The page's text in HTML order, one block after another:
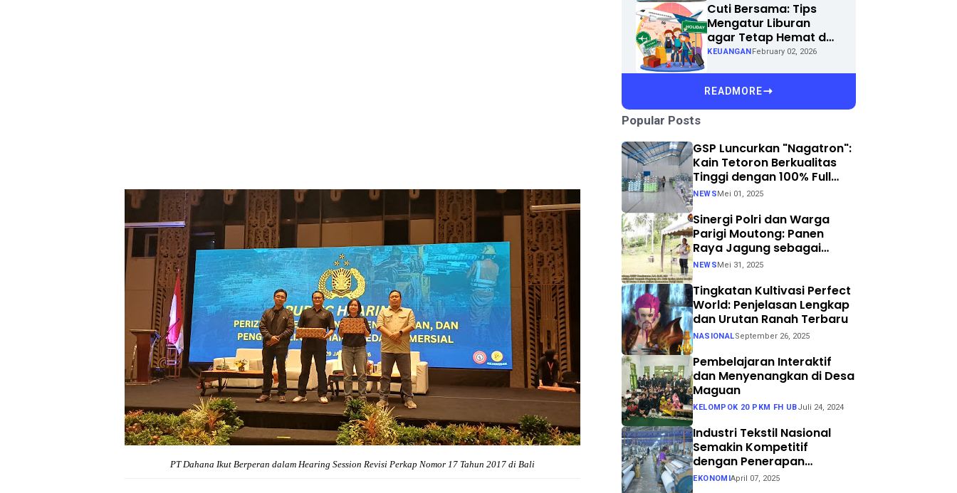
PT Dahana Ikut Berperan dalam Hearing Session Revisi Perkap Nomor 17 Tahun 2017 di Bali
Cuti Bersama: Tips
Mengatur Liburan
agar Tetap Hemat dan
Menyenangkan
KEUANGAN February 02, 2026
READMORE
Popular Posts
GSP Luncurkan "Nagatron":
Kain Tetoron Berkualitas
Tinggi dengan 100% Full
Process
NEWS Mei 01, 2025
Sinergi Polri dan Warga
Parigi Moutong: Panen
Raya Jagung sebagai
Langkah Nyata Menuju
NEWS Mei 31, 2025
Tingkatan Kultivasi Perfect
World: Penjelasan Lengkap
dan Urutan Ranah Terbaru
NASIONALSeptember 26, 2025
Pembelajaran Interaktif
dan Menyenangkan di Desa
Maguan
KELOMPOK 20 PKM FH UBJuli 24, 2024
Industri Tekstil Nasional
Semakin Kompetitif
dengan Penerapan
Teknologi Air Jet Loom dan
EKONOMIApril 07, 2025